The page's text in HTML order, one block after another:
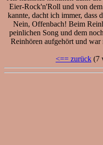
Eier-Rock'n'Roll und von
kannte, dacht ich immer, dass
Nein, Offenbach! Beim
peinlichen Song und dem
Reinhören aufgehört und
<== zurück (7